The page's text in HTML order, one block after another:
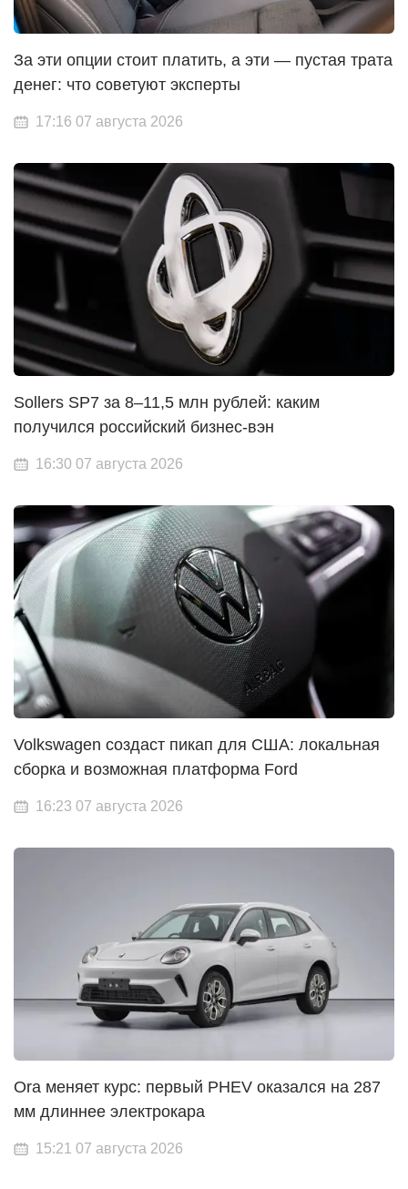
За эти опции стоит платить, а эти — пустая трата
денег: что советуют эксперты
17:16 07 августа 2026
Sollers SP7 за 8–11,5 млн рублей: каким
получился российский бизнес-вэн
16:30 07 августа 2026
Volkswagen создаст пикап для США: локальная
сборка и возможная платформа Ford
16:23 07 августа 2026
Ora меняет курс: первый PHEV оказался на 287
мм длиннее электрокара
15:21 07 августа 2026